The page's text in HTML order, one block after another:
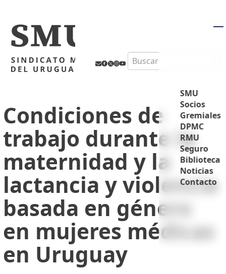
Search
SMU
Socios
Gremiales
DPMC
RMU
Seguro
Biblioteca
Noticias
Contacto
Condiciones de
trabajo durante la
maternidad y la
lactancia y violencia
basada en género
en mujeres médicas
en Uruguay